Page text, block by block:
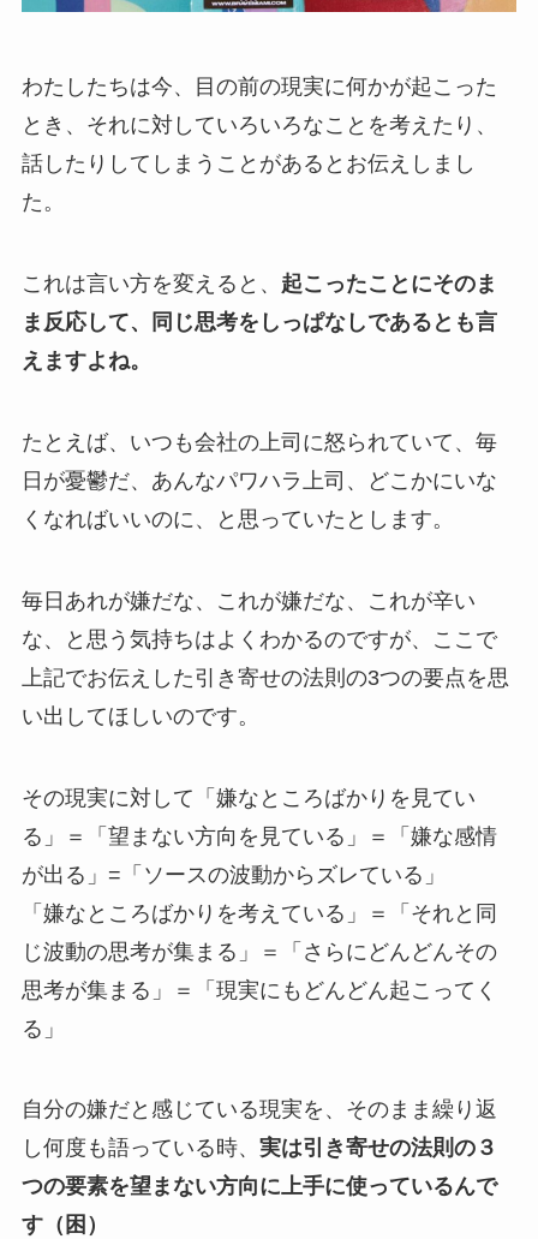
わたしたちは今、目の前の現実に何かが起こった
とき、それに対していろいろなことを考えたり、
話したりしてしまうことがあるとお伝えしまし
た。
これは言い方を変えると、 起こったことにそのま
ま反応して、同じ思考をしっぱなしである とも言
えますよね。
たとえば、いつも会社の上司に怒られていて、毎
日が憂鬱だ、あんなパワハラ上司、どこかにいな
くなればいいのに、と思っていたとします。
毎日あれが嫌だな、これが嫌だな、これが辛い
な、と思う気持ちはよくわかるのですが、ここで
上記でお伝えした引き寄せの法則の3つの要点を思
い出してほしいのです。
その現実に対して「嫌なところばかりを見てい
る」＝「望まない方向を見ている」＝「嫌な感情
が出る」=「ソースの波動からズレている」
「嫌なところばかりを考えている」＝「それと同
じ波動の思考が集まる」＝「さらにどんどんその
思考が集まる」＝「現実にもどんどん起こってく
る」
自分の嫌だと感じている現実を、そのまま繰り返
し何度も語っている時、 実は引き寄せの法則の３
つの要素を望まない方向に上手に使っているんで
す（困）